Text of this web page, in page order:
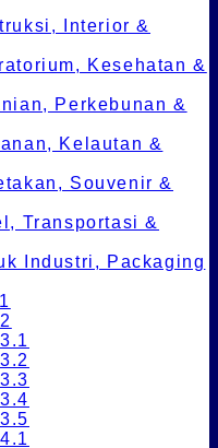
Interior &
Kesehatan &
Perkebunan &
Kelautan &
Souvenir &
Transportasi &
Industri, Packaging